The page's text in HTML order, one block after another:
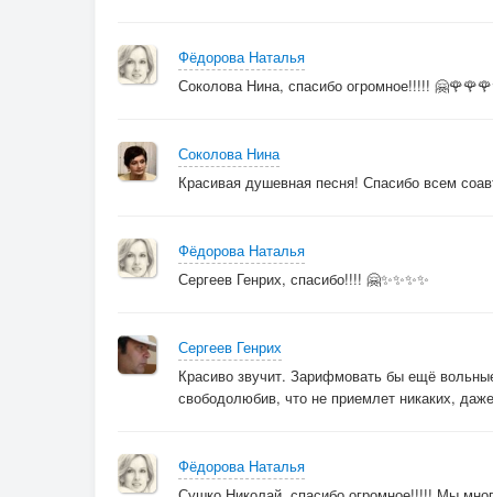
Фёдорова Наталья
Соколова Нина, спасибо огромное!!!!!
Соколова Нина
Красивая душевная песня! Спасибо всем
Фёдорова Наталья
Сергеев Генрих, спасибо!!!! 🤗✨✨✨✨
Сергеев Генрих
Красиво звучит. Зарифмовать бы ещё
свободолюбив, что не приемлет никаких,
Фёдорова Наталья